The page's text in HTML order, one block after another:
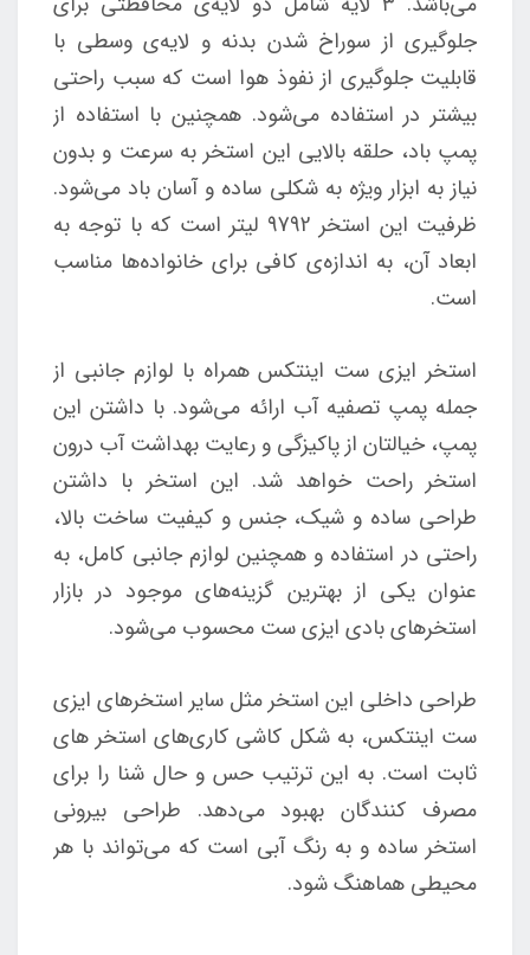
جلوگیری از سوراخ شدن بدنه و لایه‌ی وسطی با
قابلیت جلوگیری از نفوذ هوا است که سبب راحتی
بیشتر در استفاده می‌شود. همچنین با استفاده از
پمپ باد، حلقه بالایی این استخر به سرعت و بدون
نیاز به ابزار ویژه به شکلی ساده و آسان باد می‌شود.
ظرفیت این استخر 9792 لیتر است که با توجه به
ابعاد آن، به اندازه‌ی کافی برای خانواده‌ها مناسب
است.
استخر ایزی ست اینتکس همراه با لوازم جانبی از
جمله پمپ تصفیه آب ارائه می‌شود. با داشتن این
پمپ، خیالتان از پاکیزگی و رعایت بهداشت آب درون
استخر راحت خواهد شد. این استخر با داشتن
طراحی ساده و شیک، جنس و کیفیت ساخت بالا،
راحتی در استفاده و همچنین لوازم جانبی کامل، به
عنوان یکی از بهترین گزینه‌های موجود در بازار
استخرهای بادی ایزی ست محسوب می‌شود.
طراحی داخلی این استخر مثل سایر استخرهای ایزی
ست اینتکس، به شکل کاشی کاری‌های استخر های
ثابت است. به این ترتیب حس و حال شنا را برای
مصرف کنندگان بهبود می‌دهد. طراحی بیرونی
استخر ساده و به رنگ آبی است که می‌تواند با هر
محیطی هماهنگ شود.